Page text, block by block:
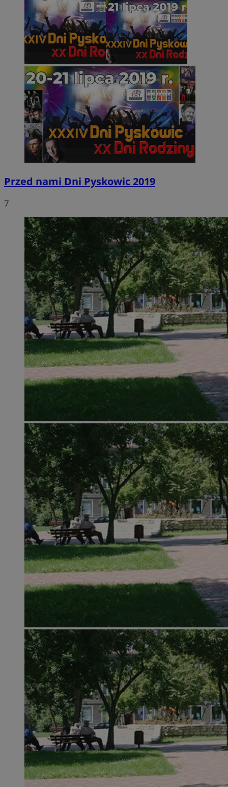
Przed nami Dni Pyskowic 2019
7